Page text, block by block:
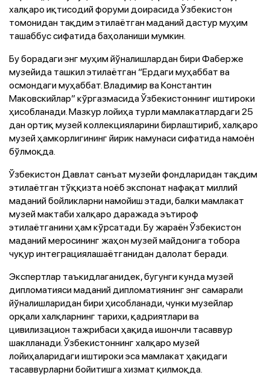
халқаро иқтисодий форуми доирасида Ўзбекистон
томонидан тақдим этилаётган маданий дастур муҳим
ташаббус сифатида баҳоланиши мумкин.
Бу борадаги энг муҳим йўналишлардан бири Фаберже
музейида ташкил этилаётган “Ердаги муҳаббат ва
осмондаги муҳаббат. Владимир ва Константин
Маковскийлар” кўргазмасида Ўзбекистоннинг иштироки
ҳисобланади. Мазкур лойиҳа турли мамлакатлардаги 25
дан ортиқ музей коллекцияларини бирлаштириб, халқаро
музей ҳамкорлигининг йирик намунаси сифатида намоён
бўлмоқда.
Ўзбекистон Давлат санъат музейи фондларидан тақдим
этилаётган тўққизта ноёб экспонат нафақат миллий
маданий бойликларни намойиш этади, балки мамлакат
музей мактаби халқаро даражада эътироф
этилаётганини ҳам кўрсатади. Бу жараён Ўзбекистон
маданий меросининг жаҳон музей майдонига тобора
чуқур интеграциялашаётганидан далолат беради.
Экспертлар таъкидлаганидек, бугунги кунда музей
дипломатияси маданий дипломатиянинг энг самарали
йўналишларидан бири ҳисобланади, чунки музейлар
орқали халқларнинг тарихи, қадриятлари ва
цивилизацион тажрибаси ҳақида ишончли тасаввур
шаклланади. Ўзбекистоннинг халқаро музей
лойиҳаларидаги иштироки эса мамлакат ҳақидаги
тасаввурларни бойитишга хизмат қилмоқда.